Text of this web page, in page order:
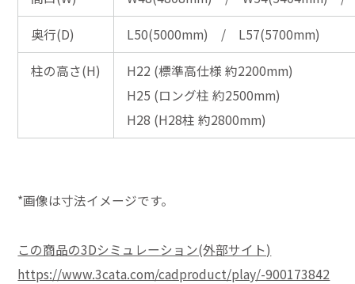
奥行(D)
L50(5000mm) / L57(5700mm)
柱の高さ(H)
H22 (標準高仕様 約2200mm)
H25 (ロング柱 約2500mm)
H28 (H28柱 約2800mm)
*画像は寸法イメージです。
この商品の3Dシミュレーション(外部サイト)
https://www.3cata.com/cadproduct/play/-900173842